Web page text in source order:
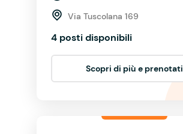
Via Tuscolana 169
4 posti disponibili
Scopri di più e prenotati